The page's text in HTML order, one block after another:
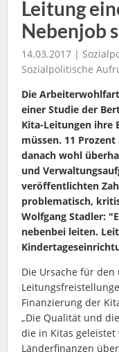
Leitung
Nebenjob
14.03.2017 |
Sozialpolitische
Die
einer Studie der
Kita-Leitungen ihre
müssen. 11
danach wohl
und
veröffentlichten
problematisch,
Wolfgang Stadler:
nebenbei leiten.
Die Ursache für
Finanzierung der
„Die Qualität und
die in Kitas
Länderfinanzen